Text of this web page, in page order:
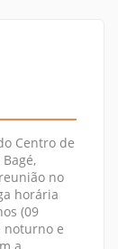
Centro de
no
horária
(09
noturno e